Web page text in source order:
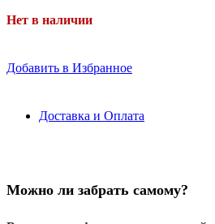
Нет в наличии
Добавить в Избранное
Доставка и Оплата
Можно ли забрать самому?